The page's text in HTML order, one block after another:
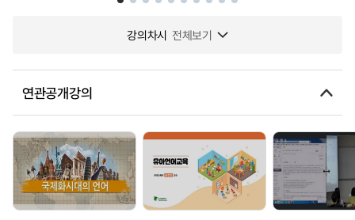
강의차시 전체보기
연관공개강의